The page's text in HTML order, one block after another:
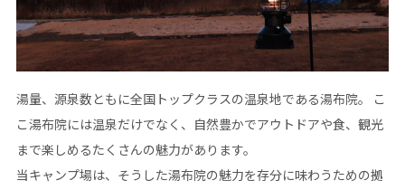
湯量、源泉数ともに全国トップクラスの温泉地である湯布院。
こ
こ湯布院には温泉だけでなく、自然豊かでアウトドアや食、観光
まで楽しめるたくさんの魅力があります。
当キャンプ場は、そうした湯布院の魅力を存分に味わうための拠